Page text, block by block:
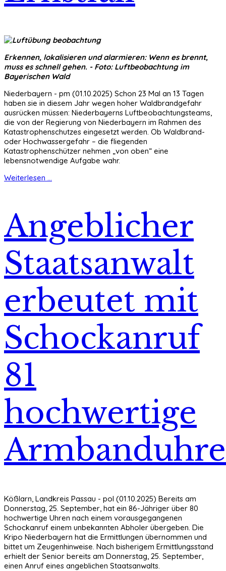
Erkennen, lokalisieren und alarmieren: Wenn es brennt,
muss es schnell gehen. - Foto: Luftbeobachtung im
Bayerischen Wald
Niederbayern - pm (01.10.2025) Schon 23 Mal an 13 Tagen
haben sie in diesem Jahr wegen hoher Waldbrandgefahr
ausrücken müssen: Niederbayerns Luftbeobachtungsteams,
die von der Regierung von Niederbayern im Rahmen des
Katastrophenschutzes eingesetzt werden. Ob Waldbrand-
oder Hochwassergefahr – die fliegenden
Katastrophenschützer nehmen „von oben“ eine
lebensnotwendige Aufgabe wahr.
Weiterlesen ...
Angeblicher
Staatsanwalt
erbeutet mit
Schockanruf
81
hochwertige
Kößlarn, Landkreis Passau - pol (01.10.2025) Bereits am
Donnerstag, 25. September, hat ein 86-Jähriger über 80
hochwertige Uhren nach einem vorausgegangenen
Schockanruf einem unbekannten Abholer übergeben. Die
Kripo Niederbayern hat die Ermittlungen übernommen und
bittet um Zeugenhinweise. Nach bisherigem Ermittlungsstand
erhielt der Senior bereits am Donnerstag, 25. September,
einen Anruf eines angeblichen Staatsanwalts.